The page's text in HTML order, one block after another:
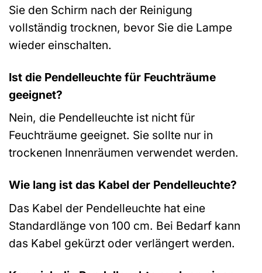
Sie den Schirm nach der Reinigung
vollständig trocknen, bevor Sie die Lampe
wieder einschalten.
Ist die Pendelleuchte für Feuchträume
geeignet?
Nein, die Pendelleuchte ist nicht für
Feuchträume geeignet. Sie sollte nur in
trockenen Innenräumen verwendet werden.
Wie lang ist das Kabel der Pendelleuchte?
Das Kabel der Pendelleuchte hat eine
Standardlänge von 100 cm. Bei Bedarf kann
das Kabel gekürzt oder verlängert werden.